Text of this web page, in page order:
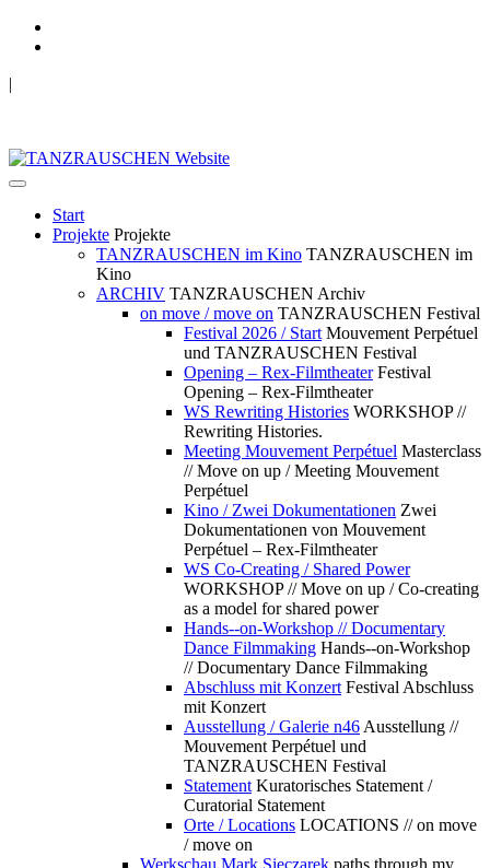
|
Start
Projekte Projekte
TANZRAUSCHEN im Kino TANZRAUSCHEN im
Kino
ARCHIV TANZRAUSCHEN Archiv
on move / move on TANZRAUSCHEN Festival
Festival 2026 / Start Mouvement Perpétuel
und TANZRAUSCHEN Festival
Opening – Rex-Filmtheater Festival
Opening – Rex-Filmtheater
WS Rewriting Histories WORKSHOP //
Rewriting Histories.
Meeting Mouvement Perpétuel Masterclass
// Move on up / Meeting Mouvement
Perpétuel
Kino / Zwei Dokumentationen Zwei
Dokumentationen von Mouvement
Perpétuel – Rex-Filmtheater
WS Co-Creating / Shared Power
WORKSHOP // Move on up / Co-creating
as a model for shared power
Hands--on-Workshop // Documentary
Dance Filmmaking Hands--on-Workshop
// Documentary Dance Filmmaking
Abschluss mit Konzert Festival Abschluss
mit Konzert
Ausstellung / Galerie n46 Ausstellung //
Mouvement Perpétuel und
TANZRAUSCHEN Festival
Statement Kuratorisches Statement /
Curatorial Statement
Orte / Locations LOCATIONS // on move
/ move on
Werkschau Mark Sieczarek paths through my